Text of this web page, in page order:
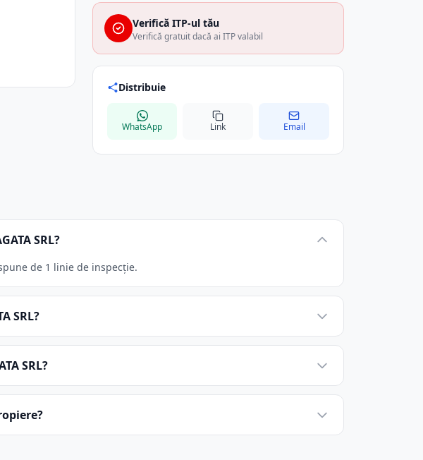
Verifică ITP-ul tău
Verifică gratuit dacă ai ITP valabil
Distribuie
WhatsApp Link Email
SRL?
de 1 linie de inspecție.
SRL?
SRL?